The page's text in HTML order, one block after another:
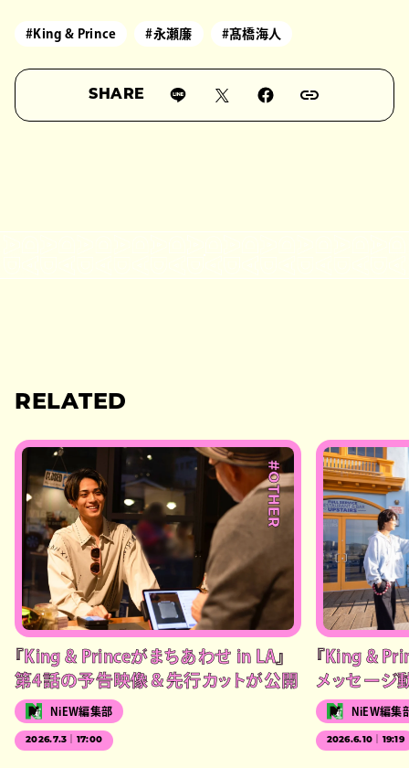
#King & Prince #永瀬廉 #髙橋海人
SHARE
RELATED
#OTHER
『King & Princeがまちあわせ in LA』
第4話の予告映像＆先行カットが公開
NiEW編集部
2026.7.3｜17:00
『King &
メッセージ
NiEW編集
2026.6.10｜19:19